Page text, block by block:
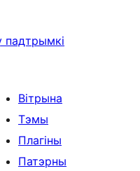
падтрымкі
Вітрына
Тэмы
Плагіны
Патэрны